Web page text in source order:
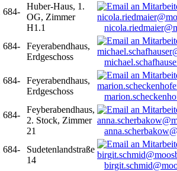
684-
Huber-Haus, 1.
OG, Zimmer
H1.1
684-
Feyerabendhaus,
Erdgeschoss
684-
Feyerabendhaus,
Erdgeschoss
684-
Feyberabendhaus,
2. Stock, Zimmer
21
684-
Sudetenlandstraße
14